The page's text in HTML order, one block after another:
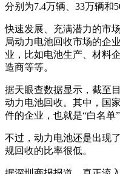
分别为7.4万辆、33万辆和
快速发展、充满潜力的市
局动力电池回收市场的企
业，比如电池生产、材料
造商等等。
据天眼查数据显示，截至
动力电池回收。其中，国
件的企业，也就是“白名单
不过，动力电池还是出现
规回收的比率很低。